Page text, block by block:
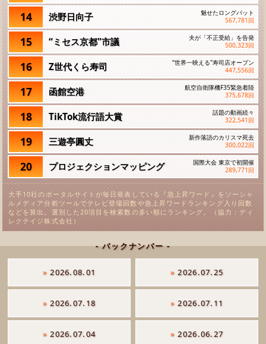
14 渋野日向子
魅せたロングパット
567,781 回
15 “ミセス京都"市議
夫が「不正受給」を告発
500,323回
16 Z世代くら寿司
“世界一映える"寿司店オープン
447,556回
17 函館空港
航空自衛隊機F35緊急着陸
375,678回
18 TikTok流行語大賞
話題の動画続々
322,541 回
19 三遊亭圓丈
新作落語のカリスマ死去
300,022回
20 プロジェクションマッピング
国際大会 東京で初開催
289,771 回
大手10社のポータルサイトが毎日発表している『急上昇ワード』をソーシャ
ルメディア分析ツールでテレビ登場回数や急上昇ワードランキング入り回数
などを算出。選別した20項目を検索数の多い順にランキング。（協力：ディ
レクテイジ株式会社）
- バックナンバー -
» 2026.08.01 » 2026.07.25
» 2026.07.18 » 2026.07.11
» 2026.07.04 » 2026.06.27